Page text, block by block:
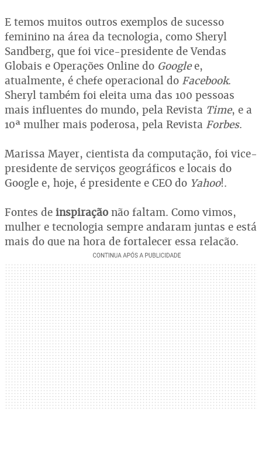
E temos muitos outros exemplos de sucesso
feminino na área da tecnologia, como Sheryl
Sandberg, que foi vice-presidente de Vendas
Globais e Operações Online do Googlee,
atualmente, é chefe operacional do Facebook.
Sheryl também foi eleita uma das 100 pessoas
mais influentes do mundo, pela Revista Time, e a
10ª mulher mais poderosa, pela Revista Forbes.
Marissa Mayer, cientista da computação, foi vice-
presidente de serviços geográficos e locais do
Google e, hoje, é presidente e CEO do Yahoo!.
Fontes de inspiração não faltam. Como vimos,
mulher e tecnologia sempre andaram juntas e está
mais do que na hora de fortalecer essa relação.